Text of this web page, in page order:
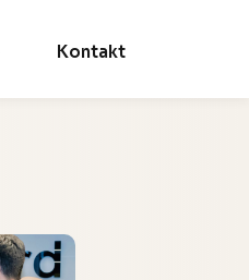
Kontakt